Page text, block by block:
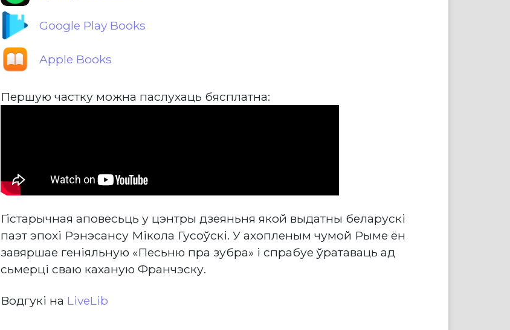
Google Play Books
Apple Books
Першую частку можна паслухаць бясплатна:
Гістарычная аповесьць у цэнтры дзеяньня якой выдатны беларускі
паэт эпохі Рэнэсансу Мікола Гусоўскі. У ахопленым чумой Рыме ён
завяршае геніяльную «Песьню пра зубра» і спрабуе ўратаваць ад
сьмерці сваю каханую Франчэску.
Водгукі на LiveLib